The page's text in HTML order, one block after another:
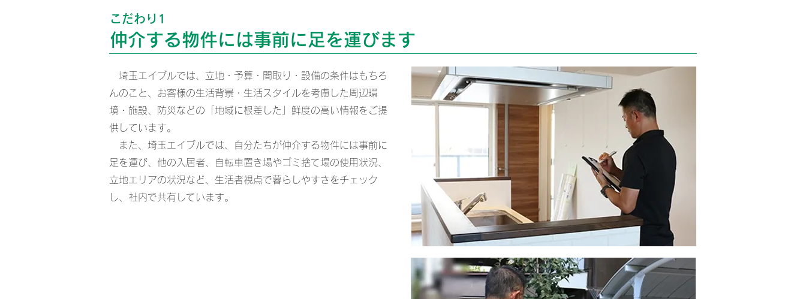
こだわり1
仲介する物件には事前に足を運びます
埼玉エイブルでは、立地・予算・間取り・設備の条件はもちろ
んのこと、お客様の生活背景・生活スタイルを考慮した周辺環
境・施設、防災などの「地域に根差した」鮮度の高い情報をご提
供しています。
また、埼玉エイブルでは、自分たちが仲介する物件には事前に
足を運び、他の入居者、自転車置き場やゴミ捨て場の使用状況、
立地エリアの状況など、生活者視点で暮らしやすさをチェック
し、社内で共有しています。